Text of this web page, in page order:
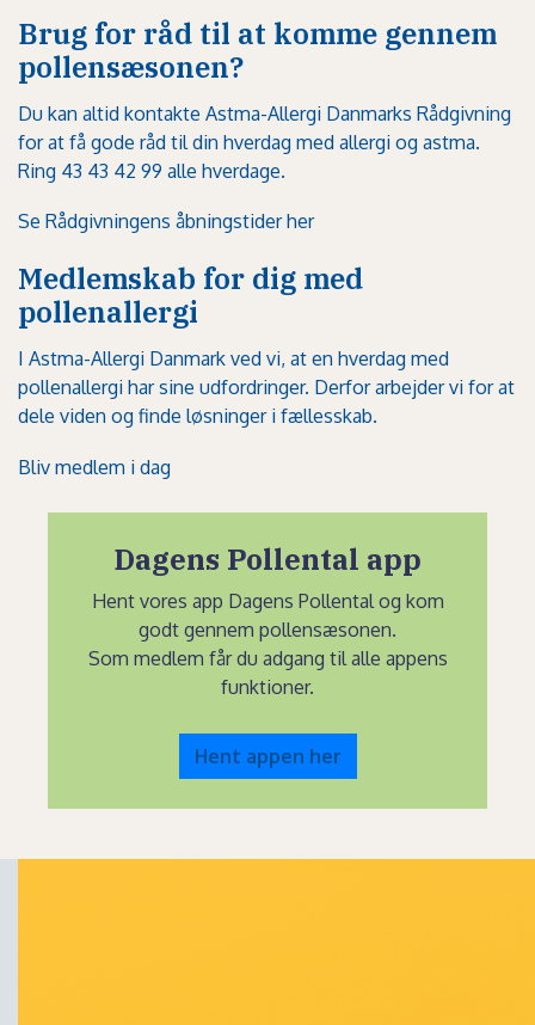
Brug for råd til at komme gennem
pollensæsonen?
Du kan altid kontakte Astma-Allergi Danmarks Rådgivning
for at få gode råd til din hverdag med allergi og astma.
Ring 43 43 42 99 alle hverdage.
Se Rådgivningens åbningstider her
Medlemskab for dig med
pollenallergi
I Astma-Allergi Danmark ved vi, at en hverdag med
pollenallergi har sine udfordringer. Derfor arbejder vi for at
dele viden og finde løsninger i fællesskab.
Bliv medlem i dag
Dagens Pollental app
Hent vores app Dagens Pollental og kom
godt gennem pollensæsonen.
Som medlem får du adgang til alle appens
funktioner.
Hent appen her